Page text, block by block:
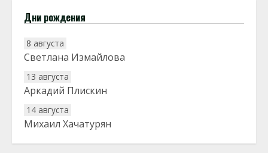
Дни рождения
8 августа
Светлана Измайлова
13 августа
Аркадий Плискин
14 августа
Михаил Хачатурян
20 августа